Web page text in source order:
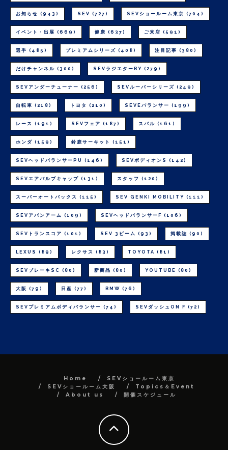
お知らせ (943) SEV (727) SEVショールーム東京 (704)
イベント・出展 (669) 健康 (637) ご来店 (591)
選手 (485) プレミアムシリーズ (408) 注目記事 (380)
だけチャンネル (300) SEVラジエターBY (279)
SEVアンダーチューナー (256) SEVルーパーシリーズ (249)
自転車 (218) トヨタ (210) SEVEバランサー (199)
レース (191) SEVフェア (187) スバル (161)
ホンダ (159) 鈴鹿サーキット (151)
SEVヘッドバランサーPU (146) SEVボディオンS (142)
SEVエアバルブキャップ (131) スタッフ (120)
スーパーオートバックス (115) SEV GENKI MOBILITY (111)
SEVアバンアーム (109) SEVヘッドバランサーF (106)
SEVトランスコア (101) SEV 3ビーム (93) 掲載誌 (90)
LEXUS (89) レクサス (83) TOYOTA (81)
SEVブレーキSC (80) 新商品 (80) YOUTUBE (80)
大阪 (79) 日産 (77) BMW (76)
SEVプレミアムボディバランサー (74) SEVダッシュON F (72)
Home
SEVショールーム東京
SEVショールーム大阪
Topics＆Event
About us
開催スケジュール